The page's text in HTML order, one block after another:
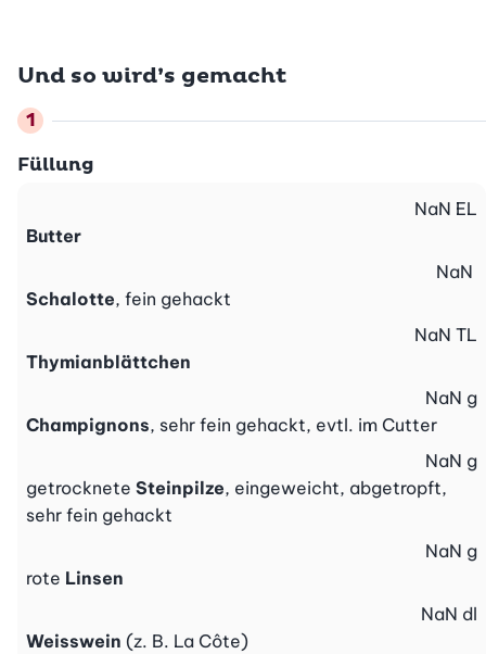
Und so wird’s gemacht
Füllung
Butter
NaN EL
Schalotte, fein gehackt
NaN
Thymianblättchen
NaN TL
Champignons, sehr fein gehackt, evtl. im Cutter
NaN g
getrocknete Steinpilze, eingeweicht, abgetropft,
sehr fein gehackt
NaN g
rote Linsen
NaN g
Weisswein (z. B. La Côte)
NaN dl